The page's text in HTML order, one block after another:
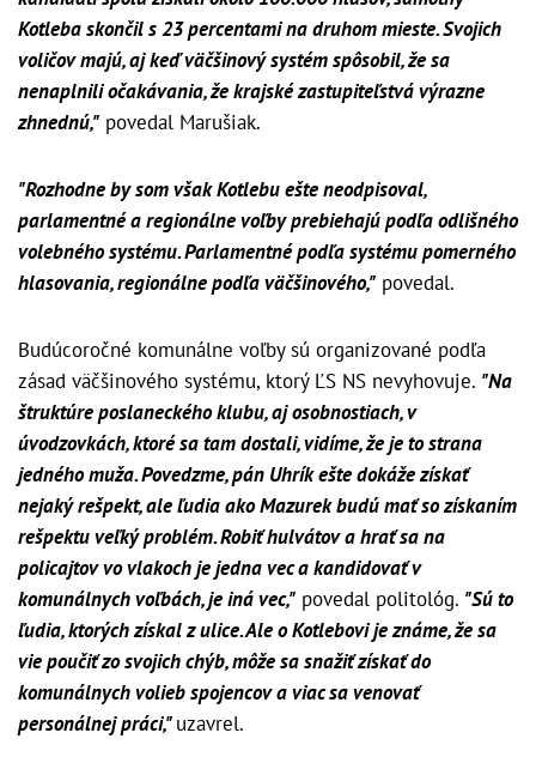
Kotleba skončil s 23 percentami na druhom mieste. Svojich
voličov majú, aj keď väčšinový systém spôsobil, že sa
nenaplnili očakávania, že krajské zastupiteľstvá výrazne
zhnednú," povedal Marušiak.
"Rozhodne by som však Kotlebu ešte neodpisoval,
parlamentné a regionálne voľby prebiehajú podľa odlišného
volebného systému. Parlamentné podľa systému pomerného
hlasovania, regionálne podľa väčšinového," povedal.
Budúcoročné komunálne voľby sú organizované podľa
zásad väčšinového systému, ktorý ĽS NS nevyhovuje. "Na
štruktúre poslaneckého klubu, aj osobnostiach, v
úvodzovkách, ktoré sa tam dostali, vidíme, že je to strana
jedného muža. Povedzme, pán Uhrík ešte dokáže získať
nejaký rešpekt, ale ľudia ako Mazurek budú mať so získaním
rešpektu veľký problém.Robiť hulvátov a hrať sa na
policajtov vo vlakoch je jedna vec a kandidovať v
komunálnych voľbách, je iná vec," povedal politológ. "Sú to
ľudia, ktorých získal z ulice. Ale o Kotlebovi je známe, že sa
vie poučiť zo svojich chýb, môže sa snažiť získať do
komunálnych volieb spojencov a viac sa venovať
personálnej práci,"uzavrel.